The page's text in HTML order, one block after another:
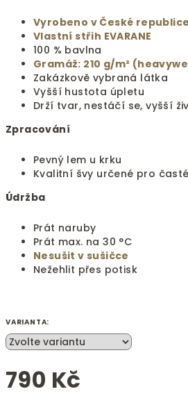
Vyrobeno v České republice
Vlastní střih EVARANE
100 % bavlna
Gramáž: 210 g/m²
Zakázkově vybraná látka
Vyšší hustota úpletu
Drží tvar, nestáčí se, vyšší
Zpracování
Pevný lem u krku
Kvalitní švy určené pro
Údržba
Prát naruby
Prát max. na 30 °C
Nesušit v sušičce
Nežehlit přes potisk
VARIANTA:
790 Kč